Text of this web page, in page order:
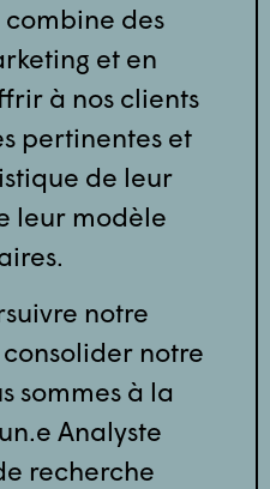
des
et en
à nos clients
pertinentes et
de leur
leur modèle
notre
notre
sommes à la
Analyste
recherche